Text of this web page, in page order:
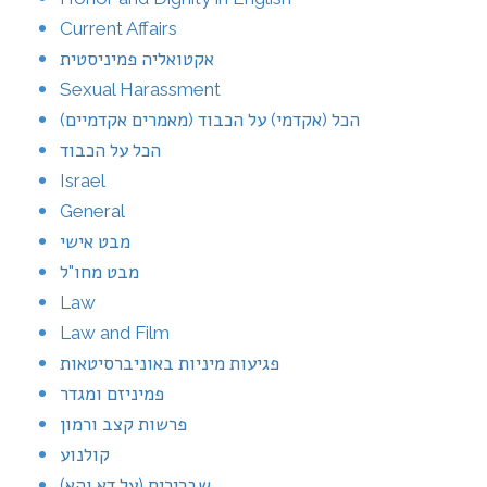
Current Affairs
אקטואליה פמיניסטית
Sexual Harassment
הכל (אקדמי) על הכבוד (מאמרים אקדמיים)
הכל על הכבוד
Israel
General
מבט אישי
מבט מחו"ל
Law
Law and Film
פגיעות מיניות באוניברסיטאות
פמיניזם ומגדר
פרשות קצב ורמון
קולנוע